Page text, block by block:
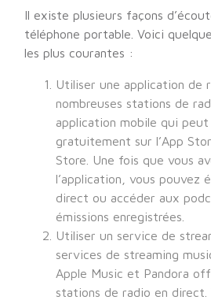
Il existe plusieurs façons
téléphone portable. Voici
les plus courantes :
Utiliser une application de
nombreuses stations de
application mobile qui
gratuitement sur l’App
Store. Une fois que vous
l’application, vous pouvez
direct ou accéder aux
émissions enregistrées.
Utiliser un service de
services de streaming
Apple Music et Pandora
stations de radio en direct.